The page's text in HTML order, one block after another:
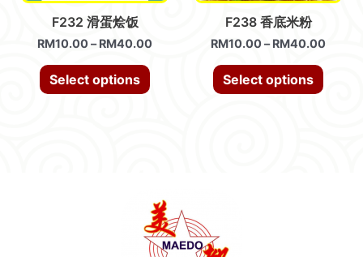
F232 滑蛋烩饭
RM10.00 –RM40.00
Select options
F238 香底米粉
RM10.00 –RM40.00
Select options